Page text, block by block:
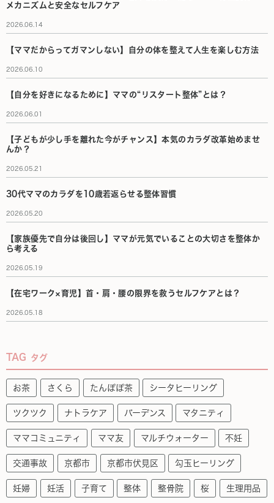
メカニズムと安全なセルフケア
2026.06.14
【ママだからってガマンしない】自分の体を整えて人生を楽しむ方法
2026.06.10
【自分を好きになるために】ママの“リスタート整体”とは？
2026.06.01
【子どもが少し手を離れた今がチャンス】本気のカラダ改革始めませ
んか？
2026.05.21
30代ママのカラダを10歳若返らせる整体習慣
2026.05.20
【家族優先で自分は後回し】ママが元気でいることの大切さを整体か
ら考える
2026.05.19
【在宅ワーク×育児】首・肩・腰の限界を救うセルフケアとは？
2026.05.18
TAG タグ
お茶 さくら たんぽぽ茶 シータヒーリング
ツクツク ナトラケア バーデンス マタニティ
ママコミュニティ ママ友 マルチウォーター 不妊
交通事故 京都市 京都市伏見区 勾玉ヒーリング
妊婦 妊活 子育て 整体 整骨院 桜 生理用品